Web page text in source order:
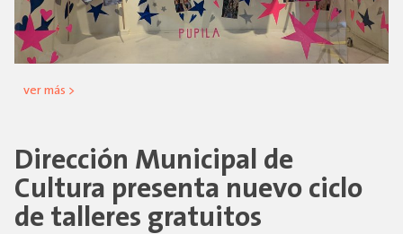
ver más >
Dirección Municipal de
Cultura presenta nuevo ciclo
de talleres gratuitos